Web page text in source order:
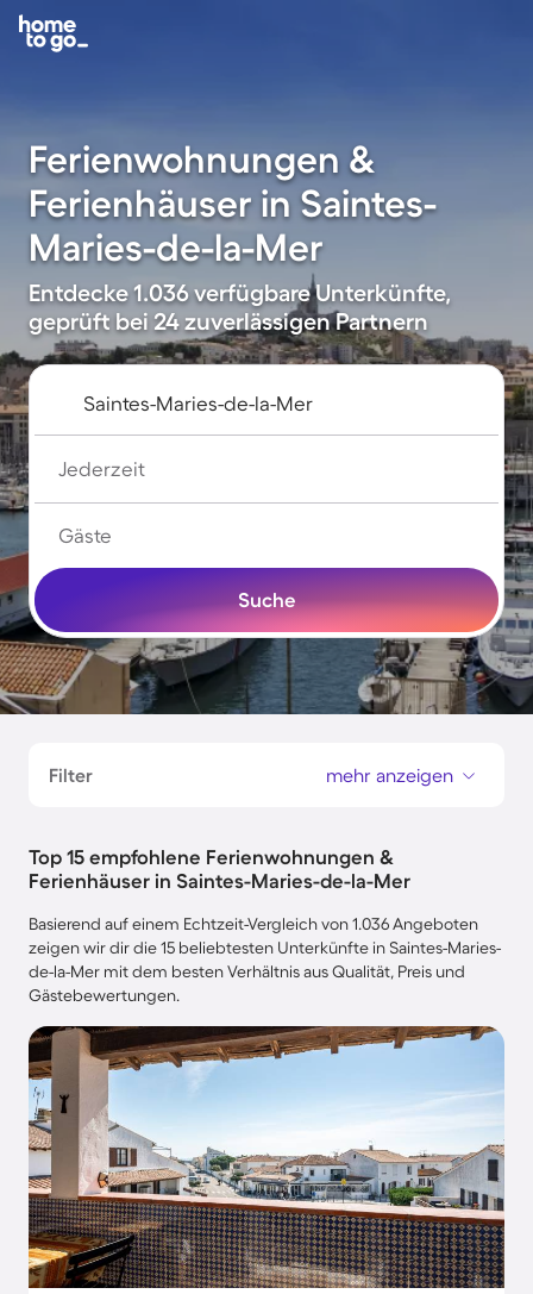
Ferienwohnungen &
Ferienhäuser in Saintes-
Maries-de-la-Mer
Entdecke 1.036 verfügbare Unterkünfte,
geprüft bei 24 zuverlässigen Partnern
Jederzeit
Gäste
Suche
Filter mehr anzeigen
Top 15 empfohlene Ferienwohnungen &
Ferienhäuser in Saintes-Maries-de-la-Mer
Basierend auf einem Echtzeit-Vergleich von 1.036 Angeboten
zeigen wir dir die 15 beliebtesten Unterkünfte in Saintes-Maries-
de-la-Mer mit dem besten Verhältnis aus Qualität, Preis und
Gästebewertungen.